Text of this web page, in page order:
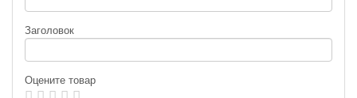
Заголовок
Оцените товар